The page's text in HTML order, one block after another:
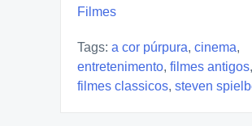
Filmes
Tags: a cor púrpura, cinema,
entretenimento, filmes antigos,
filmes classicos, steven